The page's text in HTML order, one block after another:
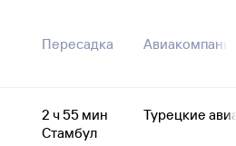
Пересадка
2 ч 55 мин
Стамбул
Турецкие